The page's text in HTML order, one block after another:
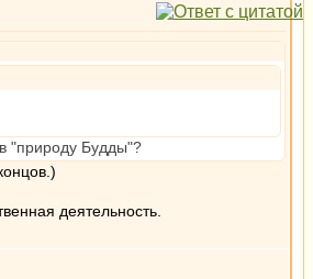
"природу Будды"?
деятельность.